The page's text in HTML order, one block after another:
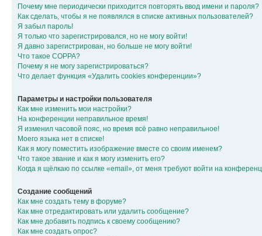
Почему мне периодически приходится повторять ввод имени и пароля?
Как сделать, чтобы я не появлялся в списке активных пользователей?
Я забыл пароль!
Я только что зарегистрировался, но не могу войти!
Я давно зарегистрирован, но больше не могу войти!
Что такое COPPA?
Почему я не могу зарегистрироваться?
Что делает функция «Удалить cookies конференции»?
Параметры и настройки пользователя
Как мне изменить мои настройки?
На конференции неправильное время!
Я изменил часовой пояс, но время всё равно неправильное!
Моего языка нет в списке!
Как я могу поместить изображение вместе со своим именем?
Что такое звание и как я могу изменить его?
Когда я щёлкаю по ссылке «email», от меня требуют войти на
Создание сообщений
Как мне создать тему в форуме?
Как мне отредактировать или удалить сообщение?
Как мне добавить подпись к своему сообщению?
Как мне создать опрос?